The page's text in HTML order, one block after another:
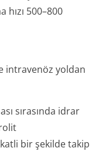
500–800
intravenöz yoldan
sırasında idrar
bir şekilde takip